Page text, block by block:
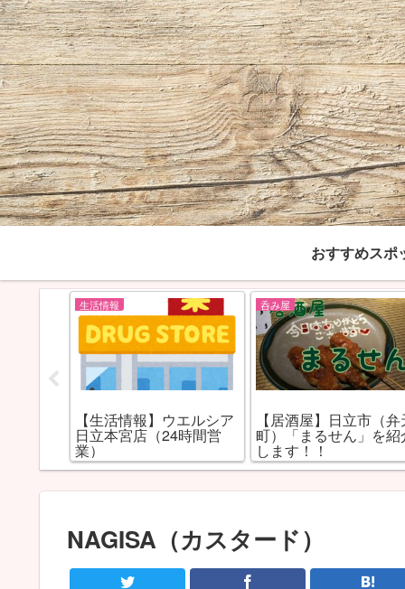
おすすめスポ
生活情報
【生活情報】ウエルシア
日立本宮店（24時間営
業）
呑み屋
【居酒屋】日立市（
町）「まるせん」を紹
します！！
NAGISA（カスタード）